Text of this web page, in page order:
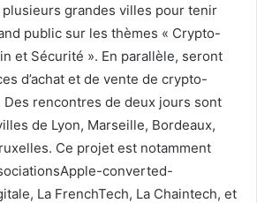
plusieurs grandes villes pour tenir
public sur les thèmes « Crypto-
et Sécurité ». En parallèle, seront
d’achat et de vente de crypto-
Des rencontres de deux jours sont
de Lyon, Marseille, Bordeaux,
Ce projet est notamment
Apple-converted-
La FrenchTech, La Chaintech, et